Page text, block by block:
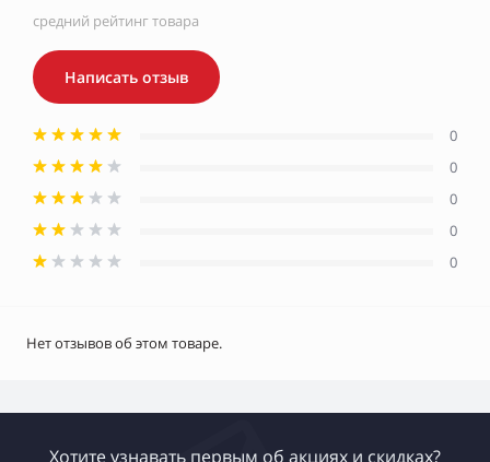
средний рейтинг товара
Написать отзыв
0
0
0
0
0
Нет отзывов об этом товаре.
Хотите узнавать первым об акциях и скидках?